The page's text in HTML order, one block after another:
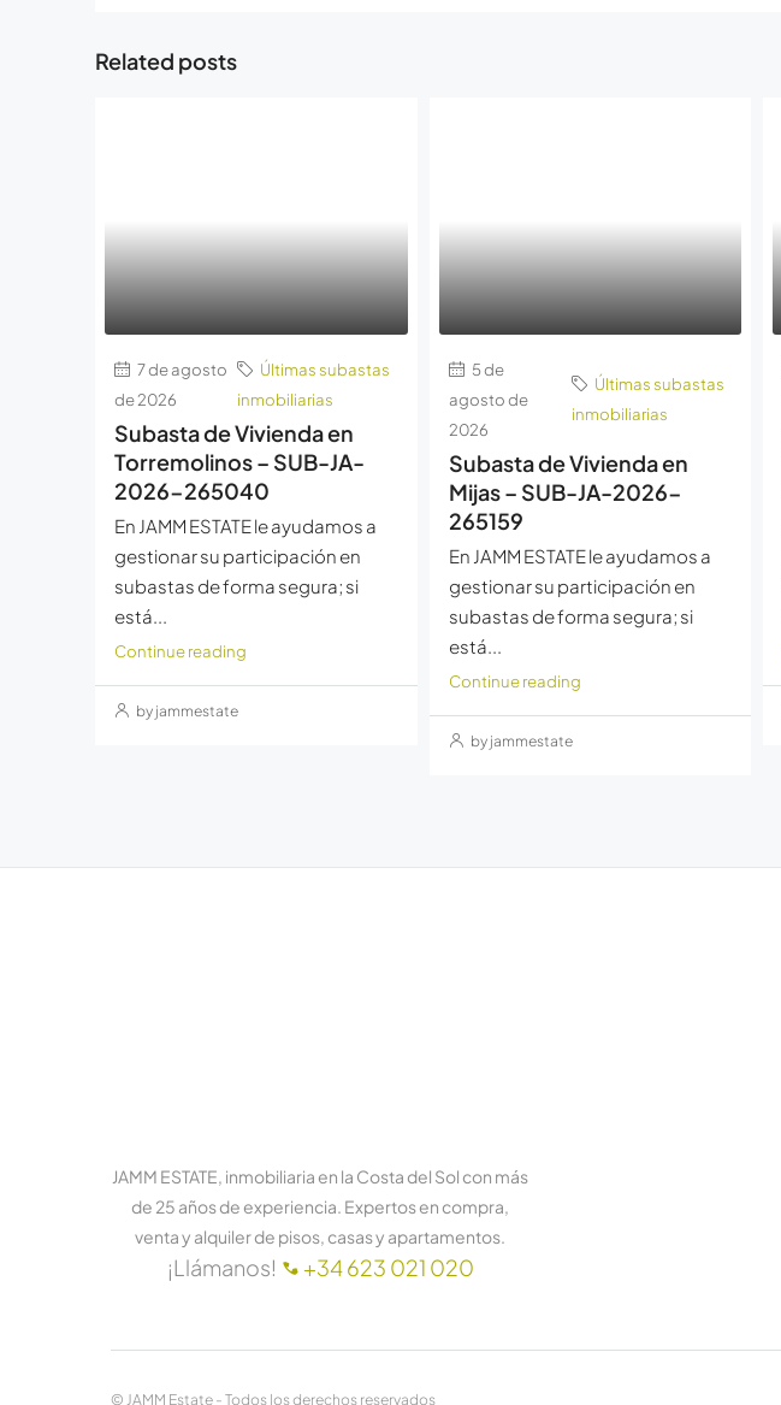
Related posts
7 de agosto
de 2026
Últimas subastas
inmobiliarias
Subasta de Vivienda en
Torremolinos – SUB-JA-
2026-265040
En JAMM ESTATE le ayudamos a
gestionar su participación en
subastas de forma segura; si
está...
Continue reading
by jammestate
5 de
agosto de
2026
Últimas subastas
inmobiliarias
Subasta de Vivienda en
Mijas – SUB-JA-2026-
265159
En JAMM ESTATE le ayudamos a
gestionar su participación en
subastas de forma segura; si
está...
Continue reading
by jammestate
JAMM ESTATE, inmobiliaria en la Costa del Sol con más
de 25 años de experiencia. Expertos en compra,
venta y alquiler de pisos, casas y apartamentos.
¡Llámanos! +34 623 021 020
© JAMM Estate - Todos los derechos reservados